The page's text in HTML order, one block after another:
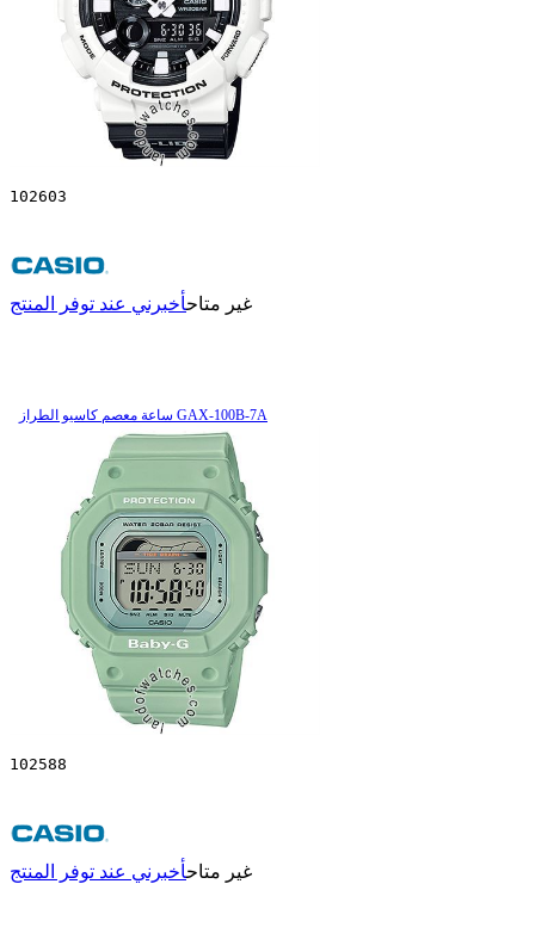
102603
غير متاحأخبرني عند توفر المنتج
ساعة معصم کاسیو الطراز GAX-100B-7A
102588
غير متاحأخبرني عند توفر المنتج